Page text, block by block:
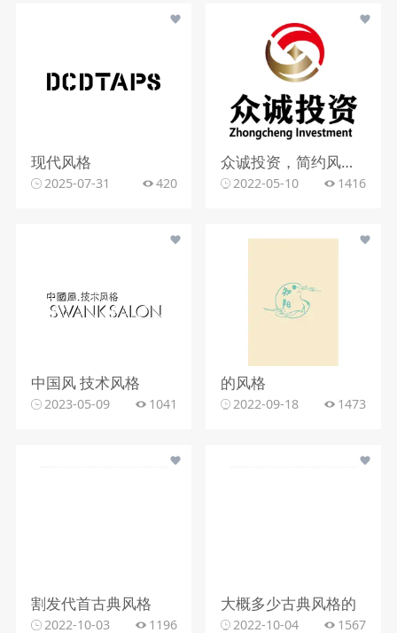
现代风格
2025-07-31 420
众诚投资，简约风格，字母元素
2022-05-10 1416
中国风 技术风格
2023-05-09 1041
的风格
2022-09-18 1473
割发代首古典风格
2022-10-03 1196
大概多少古典风格的
2022-10-04 1567